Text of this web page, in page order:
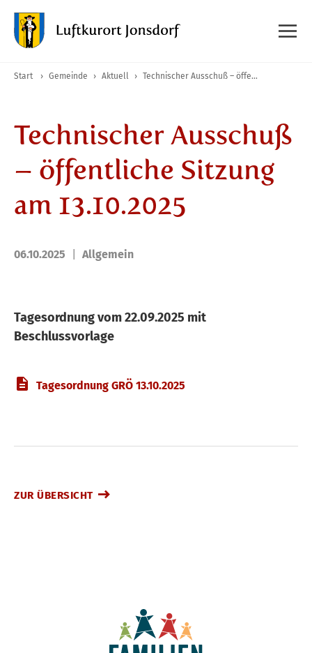
Start › Gemeinde › Aktuell › Technischer Ausschuß – öffentliche Sitzung am 13.10.2025
Technischer Ausschuß
– öffentliche Sitzung
am 13.10.2025
06.10.2025 Allgemein
Tagesordnung vom 22.09.2025 mit
Beschlussvorlage
Tagesordnung GRÖ 13.10.2025
ZUR ÜBERSICHT